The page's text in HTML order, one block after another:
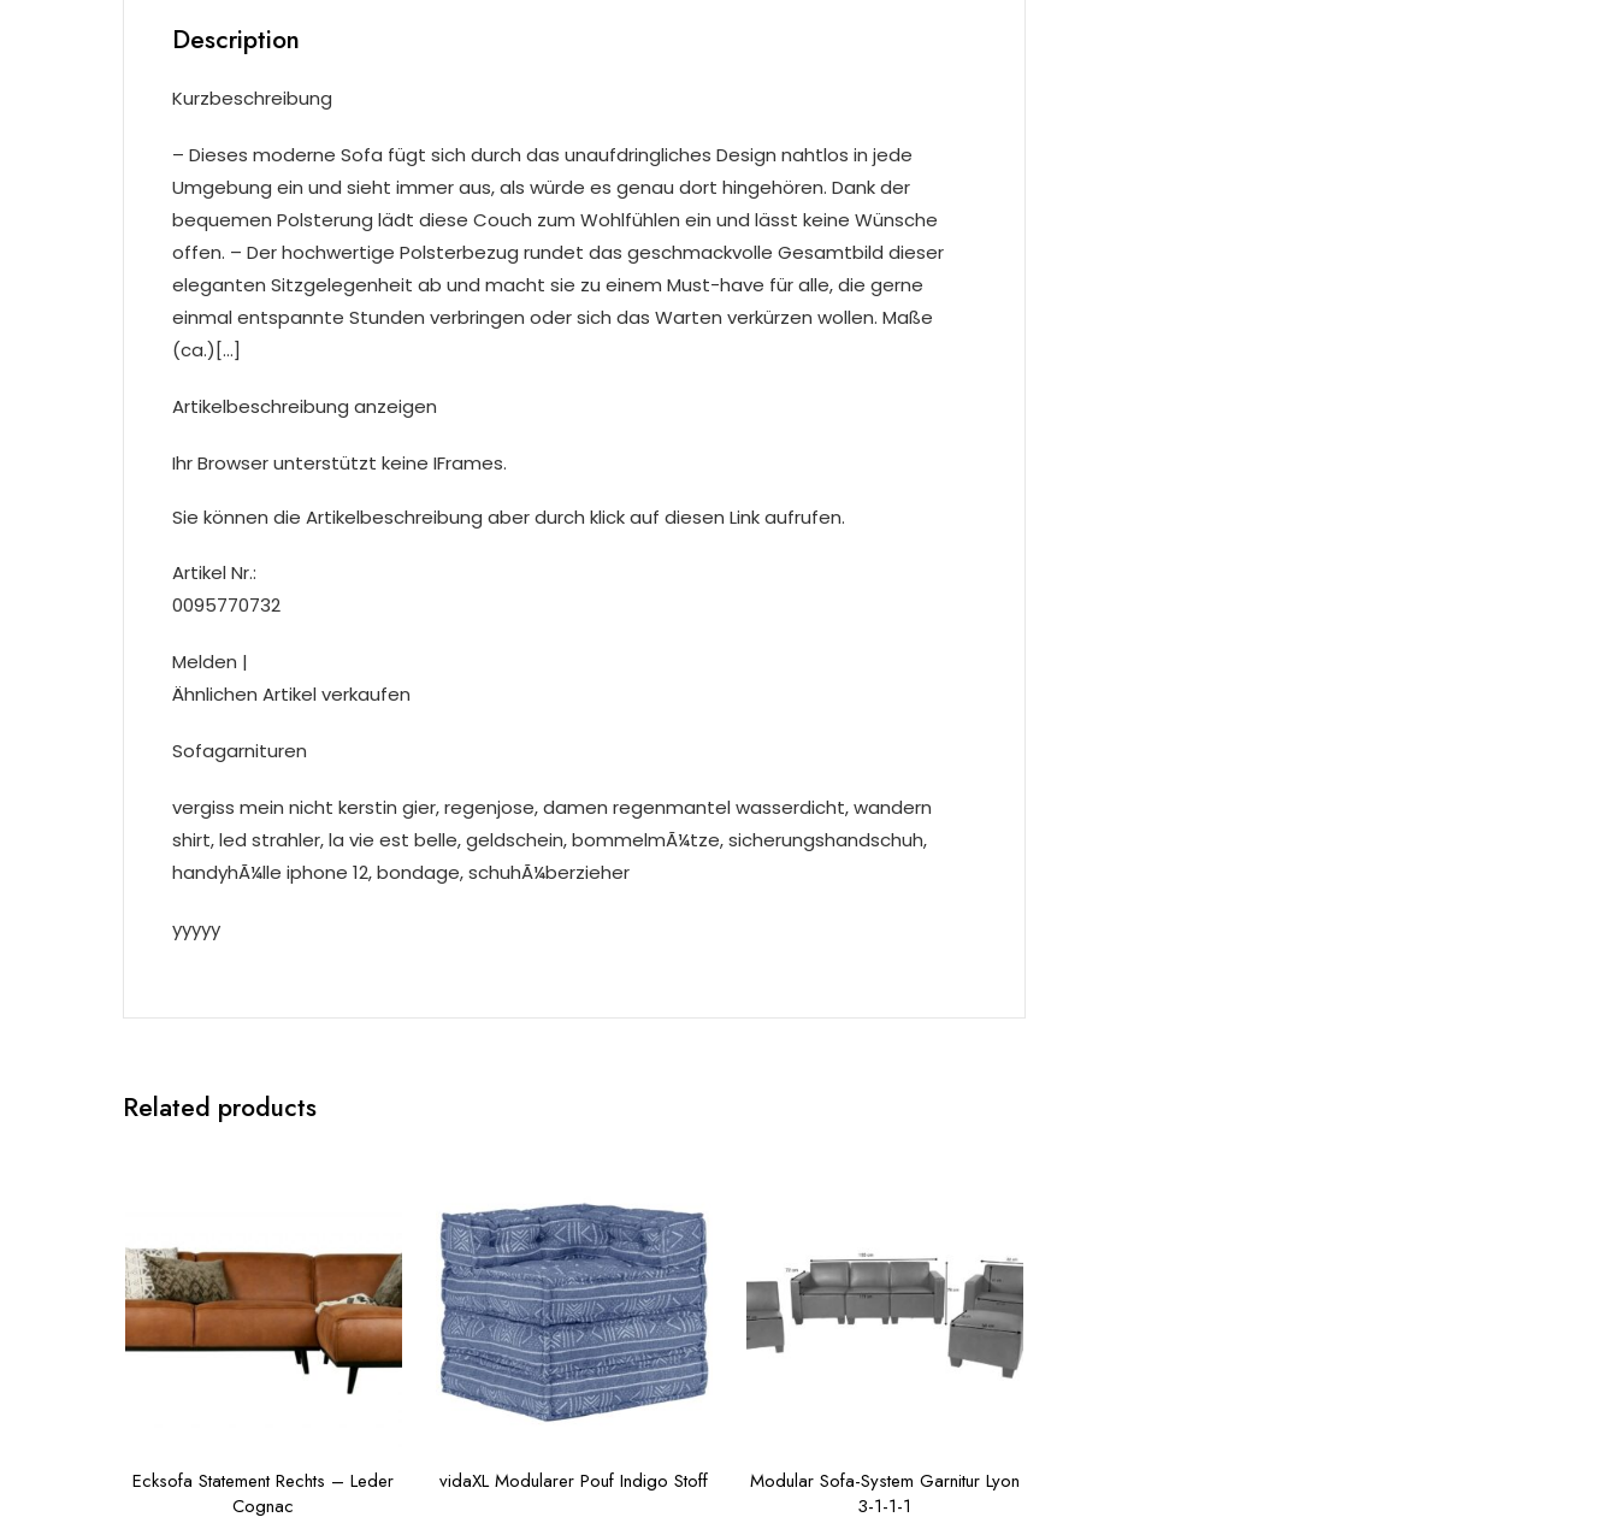
Description
Kurzbeschreibung
– Dieses moderne Sofa fügt sich durch das unaufdringliches Design nahtlos in jede
Umgebung ein und sieht immer aus, als würde es genau dort hingehören. Dank der
bequemen Polsterung lädt diese Couch zum Wohlfühlen ein und lässt keine Wünsche
offen. – Der hochwertige Polsterbezug rundet das geschmackvolle Gesamtbild dieser
eleganten Sitzgelegenheit ab und macht sie zu einem Must-have für alle, die gerne
einmal entspannte Stunden verbringen oder sich das Warten verkürzen wollen. Maße
(ca.)[…]
Artikelbeschreibung anzeigen
Ihr Browser unterstützt keine IFrames.
Sie können die Artikelbeschreibung aber durch klick auf diesen Link aufrufen.
Artikel Nr.:
0095770732
Melden |
Ähnlichen Artikel verkaufen
Sofagarnituren
vergiss mein nicht kerstin gier, regenjose, damen regenmantel wasserdicht, wandern
shirt, led strahler, la vie est belle, geldschein, bommelmÃ¼tze, sicherungshandschuh,
handyhÃ¼lle iphone 12, bondage, schuhÃ¼berzieher
yyyyy
Related products
Ecksofa Statement Rechts – Leder
Cognac
vidaXL Modularer Pouf Indigo Stoff
Modular Sofa-System Garnitur Lyon
3-1-1-1